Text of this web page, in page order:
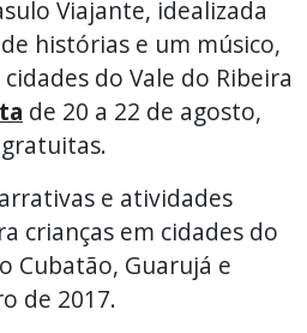
Viajante, idealizada
histórias e um músico,
do Vale do Ribeira
de 20 a 22 de agosto,
e atividades
crianças em cidades do
Cubatão, Guarujá e
de 2017.